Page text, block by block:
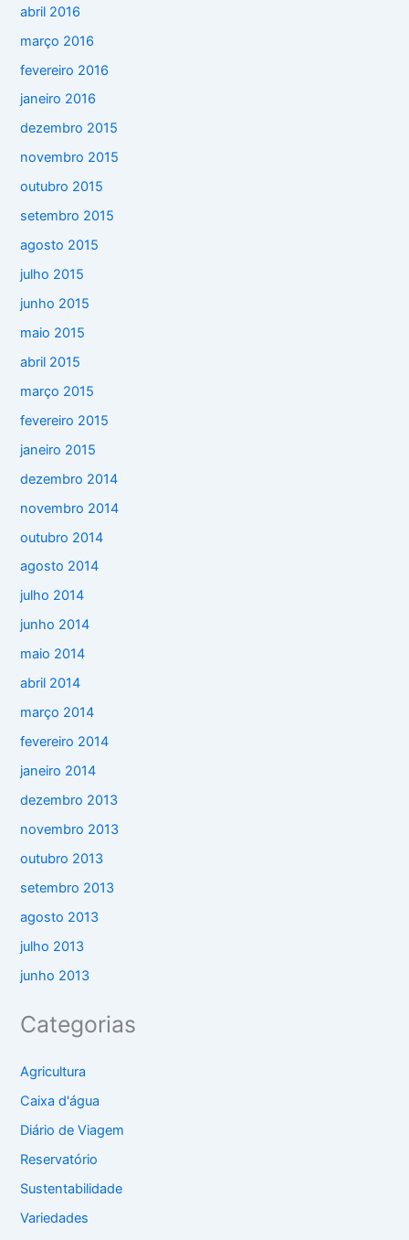
abril 2016
março 2016
fevereiro 2016
janeiro 2016
dezembro 2015
novembro 2015
outubro 2015
setembro 2015
agosto 2015
julho 2015
junho 2015
maio 2015
abril 2015
março 2015
fevereiro 2015
janeiro 2015
dezembro 2014
novembro 2014
outubro 2014
agosto 2014
julho 2014
junho 2014
maio 2014
abril 2014
março 2014
fevereiro 2014
janeiro 2014
dezembro 2013
novembro 2013
outubro 2013
setembro 2013
agosto 2013
julho 2013
junho 2013
Categorias
Agricultura
Caixa d'água
Diário de Viagem
Reservatório
Sustentabilidade
Variedades